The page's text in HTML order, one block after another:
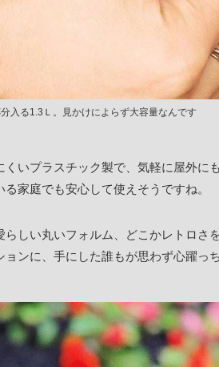
入る1.3Ｌ。見かけによらず大容量なんです
くいプラスチック製で、気軽に屋外に
る家庭でも安心して使えそうですね。
らしい丸いフォルム、どこかレトロさ
ョンに、手にした誰もが思わず心躍っ